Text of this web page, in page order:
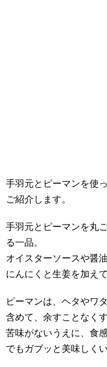
手羽元とピーマンを使
ご紹介します。
手羽元とピーマンを丸
る一品。
オイスターソースや醤
にんにくと生姜を加え
ピーマンは、ヘタやワ
含めて、余すことなく
苦味がないうえに、食
でもガブッと美味しく